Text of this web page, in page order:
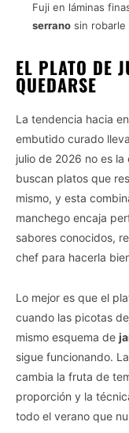
Fuji en láminas
serrano sin robarle
EL PLATO DE
QUEDARSE
La tendencia hacia
embutido curado
julio de 2026 no es
buscan platos que
mismo, y esta
manchego encaja
sabores conocidos,
chef para hacerla
Lo mejor es que el
cuando las picotas
mismo esquema de
sigue funcionando.
cambia la fruta de
proporción y la
todo el verano que